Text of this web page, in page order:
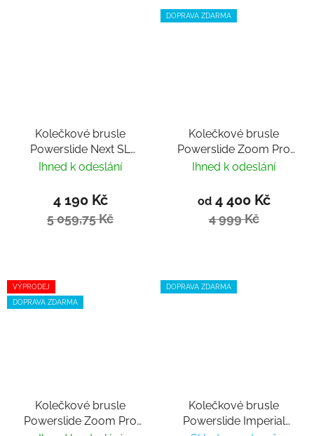
Kolečkové brusle
Powerslide Next SL
Black 110
Ihned k odeslání
4 190 Kč
5 059,75 Kč
DOPRAVA ZDARMA
Kolečkové brusle
Powerslide Zoom Pro
80 Black
Ihned k odeslání
od4 400 Kč
4 999 Kč
VÝPRODEJ
DOPRAVA ZDARMA
Kolečkové brusle
Powerslide Zoom Pro
DOPRAVA ZDARMA
Kolečkové brusle
Powerslide Imperial